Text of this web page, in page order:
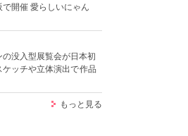
開催 愛らしいにゃん
没入型展覧会が日本初
ケッチや立体演出で作品
もっと見る